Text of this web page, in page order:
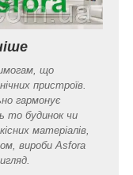
що
пристроїв.
гармонує
то будинок чи
матеріалів,
вироби Asfora